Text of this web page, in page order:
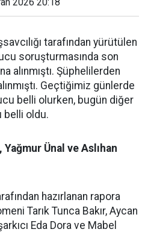
tarafından yürütülen
soruşturmasında son
alınmıştı. Şüphelilerden
Geçtiğimiz günlerde
belli olurken, bugün diğer
belli oldu.
Ünal ve Aslıhan
hazırlanan rapora
Tarık Tunca Bakır, Aycan
Eda Dora ve Mabel